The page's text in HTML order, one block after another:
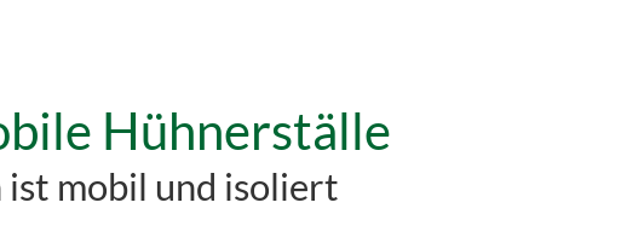
Hühnerställe
mobil und isoliert